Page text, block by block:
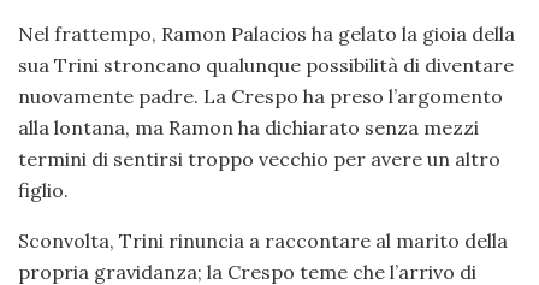
Nel frattempo, Ramon Palacios ha gelato la gioia della
sua Trini stroncano qualunque possibilità di diventare
nuovamente padre. La Crespo ha preso l’argomento
alla lontana, ma Ramon ha dichiarato senza mezzi
termini di sentirsi troppo vecchio per avere un altro
figlio.
Sconvolta, Trini rinuncia a raccontare al marito della
propria gravidanza; la Crespo teme che l’arrivo di